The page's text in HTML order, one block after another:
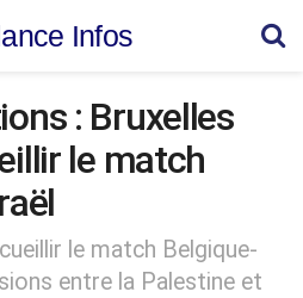
Infos
: Bruxelles
le match
le match Belgique-
entre la Palestine et